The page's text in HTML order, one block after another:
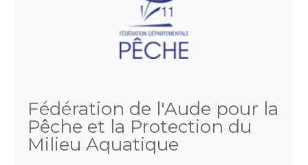
Fédération de l'Aude pour la
Pêche et la Protection du
Milieu Aquatique